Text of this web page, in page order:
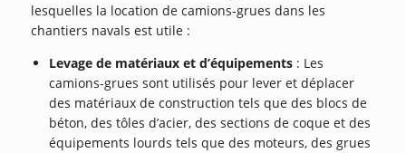
lesquelles la location de camions-grues dans les
chantiers navals est utile :
Levage de matériaux et d’équipements : Les
camions-grues sont utilisés pour lever et déplacer
des matériaux de construction tels que des blocs de
béton, des tôles d’acier, des sections de coque et des
équipements lourds tels que des moteurs, des grues